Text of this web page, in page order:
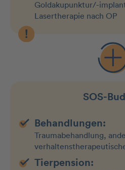
Goldakupunktur/-
Lasertherapie nach OP
SOS-
Behandlungen:
Traumabehandlung,
Tierpension: